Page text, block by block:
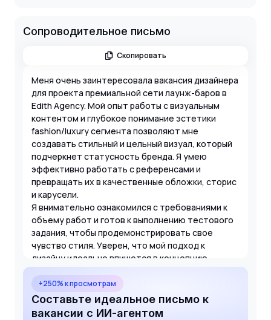
Сопроводительное письмо
Скопировать
Меня очень заинтересовала вакансия дизайнера
для проекта премиальной сети лаунж-баров в
Edith Agency. Мой опыт работы с визуальным
контентом и глубокое понимание эстетики
fashion/luxury сегмента позволяют мне
создавать стильный и цельный визуал, который
подчеркнет статусность бренда. Я умею
эффективно работать с референсами и
превращать их в качественные обложки, сторис
и карусели.
Я внимательно ознакомился с требованиями к
объему работ и готов к выполнению тестового
задания, чтобы продемонстрировать свое
чувство стиля. Уверен, что мой подход к
дизайну идеально впишется в концепцию
вашего проекта и поможет создать по-
настоящему премиальный образ в социальных
сетях. Буду рад обсудить детали
сотрудничества.
+250% к просмотрам
Составьте идеальное письмо к
вакансии с ИИ-агентом